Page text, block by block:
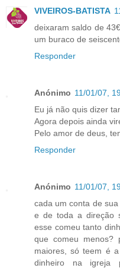
VIVEIROS-BATISTA
deixaram saldo de
um buraco de
Responder
Anónimo 11/01/07,
Eu já não quis dizer
Agora depois ainda
Pelo amor de deus,
Responder
Anónimo 11/01/07,
cada um conta de
e de toda a direção
esse comeu tanto
que comeu menos?
maiores, só teem é
dinheiro na igreja